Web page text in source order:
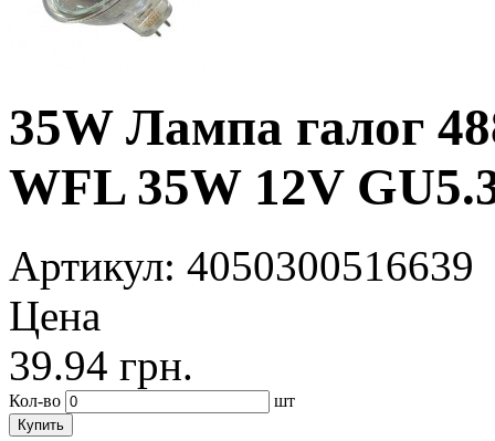
35W Лампа галог
WFL 35W 12V
Артикул: 4050300516639
Цена
39.94 грн.
Кол-во шт
Купить